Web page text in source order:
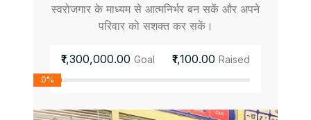
स्वरोजगार के माध्यम से आत्मनिर्भर बन सकें और अपने
परिवार को सशक्त कर सकें।
₹1,300,000.00 Goal ₹1,100.00 Raised
0%